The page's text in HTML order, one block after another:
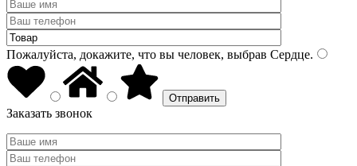
Пожалуйста, докажите, что вы человек, выбрав Сердце.
Заказать звонок